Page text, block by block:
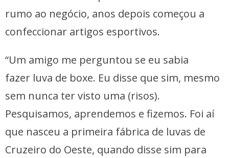
rumo ao negócio, anos depois começou a
confeccionar artigos esportivos.
“Um amigo me perguntou se eu sabia
fazer luva de boxe. Eu disse que sim, mesmo
sem nunca ter visto uma (risos).
Pesquisamos, aprendemos e fizemos. Foi aí
que nasceu a primeira fábrica de luvas de
Cruzeiro do Oeste, quando disse sim para